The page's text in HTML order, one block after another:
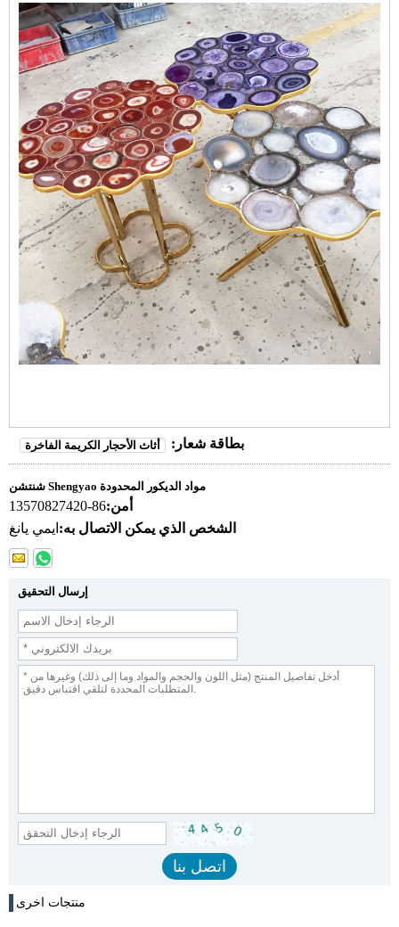
بطاقة شعار: أثاث الأحجار الكريمة الفاخرة
شنتشن Shengyao مواد الديكور المحدودة
أمن:86-13570827420
الشخص الذي يمكن الاتصال به: ايمي يانغ
إرسال التحقيق
منتجات اخرى